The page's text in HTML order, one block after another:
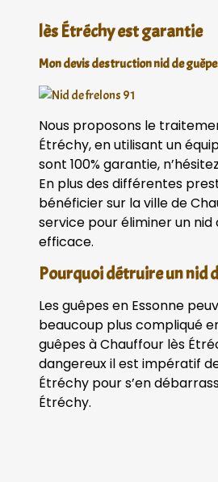
lès Étréchy est garantie
Mon devis destruction nid de
Nous proposons le
Étréchy, en utilisant un
sont 100% garantie,
En plus des différentes
bénéficier sur la ville de
service pour éliminer un
efficace.
Pourquoi détruire un nid
Les guêpes en Essonne
beaucoup plus compliqué
guêpes à Chauffour lès
dangereux il est impératif
Étréchy pour s’en
Étréchy.